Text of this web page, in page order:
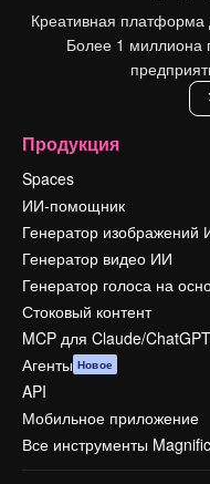
Креативная платформа
Более 1 миллиона
Продукция
Spaces
ИИ-помощник
Генератор изображений
Генератор видео ИИ
Генератор голоса на
Стоковый контент
MCP для Claude/ChatGPT
Агенты Новое
API
Мобильное приложение
Все инструменты Magnific